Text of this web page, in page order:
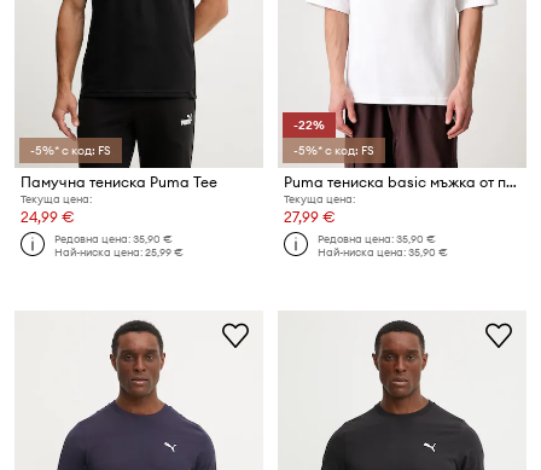
-5%* с код: FS
Памучна тениска Puma Tee
Текуща цена:
24,99 €
Редовна цена:35,90 €
Най-ниска цена:25,99 €
-22%
-5%* с код: FS
Puma тениска basic мъжка от памук Wardrobe Essential
Текуща цена:
27,99 €
Редовна цена:35,90 €
Най-ниска цена:35,90 €